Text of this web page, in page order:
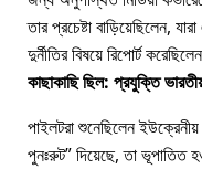
তার প্রচেষ্টা বাড়িয়েছিলেন, যারা
দুর্নীতির বিষয়ে রিপোর্ট
কাছাকাছি ছিল: প্রযুক্তি
পাইলটরা শুনেছিলেন
পুনঃরুট দিয়েছে, তা ভূপাতিত